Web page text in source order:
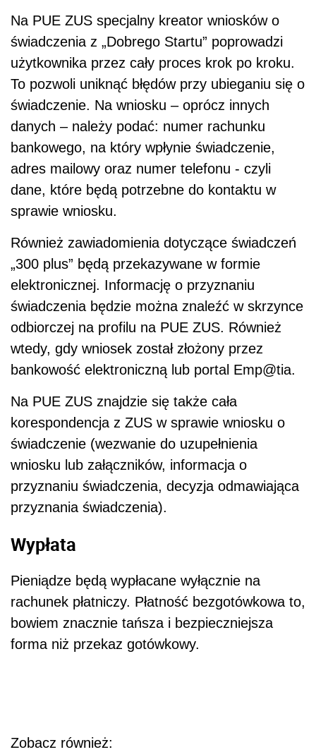
Na PUE ZUS specjalny kreator wniosków o
świadczenia z „Dobrego Startu” poprowadzi
użytkownika przez cały proces krok po kroku.
To pozwoli uniknąć błędów przy ubieganiu się o
świadczenie. Na wniosku – oprócz innych
danych – należy podać: numer rachunku
bankowego, na który wpłynie świadczenie,
adres mailowy oraz numer telefonu - czyli
dane, które będą potrzebne do kontaktu w
sprawie wniosku.
Również zawiadomienia dotyczące świadczeń
„300 plus” będą przekazywane w formie
elektronicznej. Informację o przyznaniu
świadczenia będzie można znaleźć w skrzynce
odbiorczej na profilu na PUE ZUS. Również
wtedy, gdy wniosek został złożony przez
bankowość elektroniczną lub portal Emp@tia.
Na PUE ZUS znajdzie się także cała
korespondencja z ZUS w sprawie wniosku o
świadczenie (wezwanie do uzupełnienia
wniosku lub załączników, informacja o
przyznaniu świadczenia, decyzja odmawiająca
przyznania świadczenia).
Wypłata
Pieniądze będą wypłacane wyłącznie na
rachunek płatniczy. Płatność bezgotówkowa to,
bowiem znacznie tańsza i bezpieczniejsza
forma niż przekaz gotówkowy.
Zobacz również: